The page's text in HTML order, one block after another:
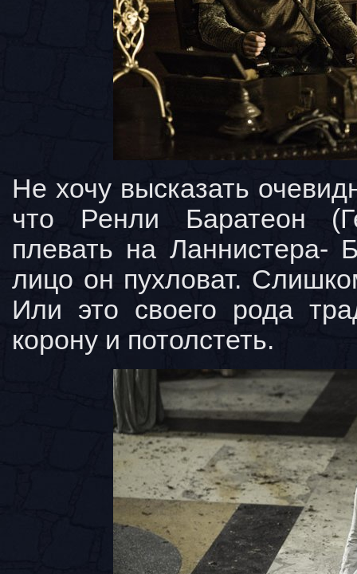
Не хочу высказать
что Ренли Баратеон
плевать на Ланнистера-
лицо он пухловат.
Или это своего рода
корону и потолстеть.